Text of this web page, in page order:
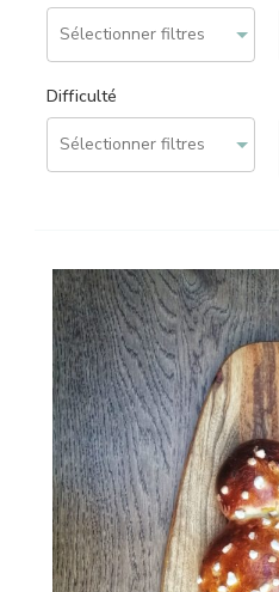
Difficulté